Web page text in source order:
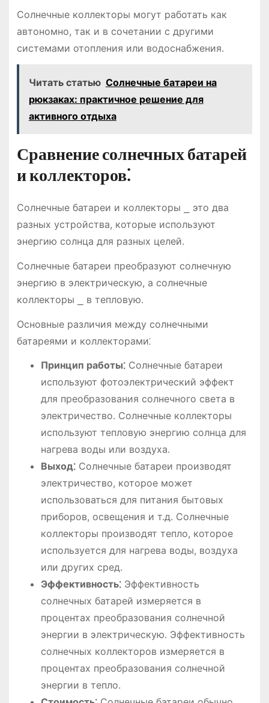
Солнечные коллекторы могут работать как
автономно, так и в сочетании с другими
системами отопления или водоснабжения.
Читать статью Солнечные батареи на
рюкзаках: практичное решение для
активного отдыха
Сравнение солнечных батарей
и коллекторов⁚
Солнечные батареи и коллекторы ⎯ это два
разных устройства, которые используют
энергию солнца для разных целей.
Солнечные батареи преобразуют солнечную
энергию в электрическую, а солнечные
коллекторы ⎯ в тепловую.
Основные различия между солнечными
батареями и коллекторами⁚
Принцип работы⁚Солнечные батареи
используют фотоэлектрический эффект
для преобразования солнечного света в
электричество. Солнечные коллекторы
используют тепловую энергию солнца для
нагрева воды или воздуха.
Выход⁚Солнечные батареи производят
электричество, которое может
использоваться для питания бытовых
приборов, освещения и т.д. Солнечные
коллекторы производят тепло, которое
используется для нагрева воды, воздуха
или других сред.
Эффективность⁚Эффективность
солнечных батарей измеряется в
процентах преобразования солнечной
энергии в электрическую. Эффективность
солнечных коллекторов измеряется в
процентах преобразования солнечной
энергии в тепло.